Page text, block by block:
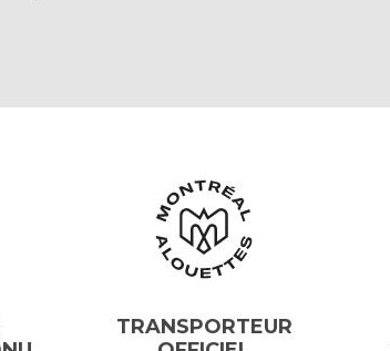
TRANSPORTEUR